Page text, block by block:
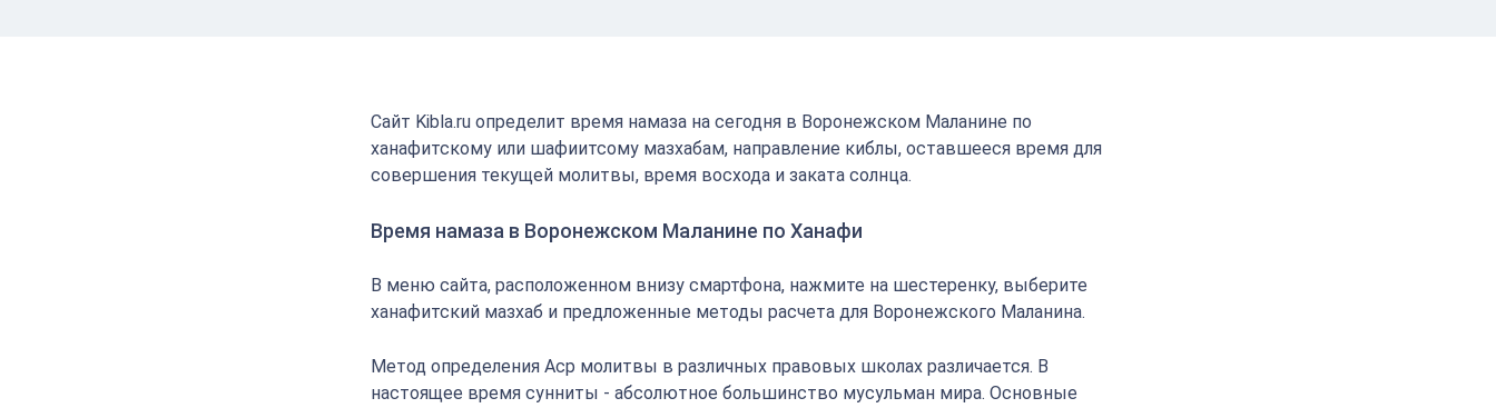
Сайт Kibla.ru определит время намаза на сегодня в Воронежском Маланине по
ханафитскому или шафиитсому мазхабам, направление киблы, оставшееся время для
совершения текущей молитвы, время восхода и заката солнца.
Время намаза в Воронежском Маланине по Ханафи
В меню сайта, расположенном внизу смартфона, нажмите на шестеренку, выберите
ханафитский мазхаб и предложенные методы расчета для Воронежского Маланина.
Метод определения Аср молитвы в различных правовых школах различается. В
настоящее время сунниты - абсолютное большинство мусульман мира. Основные